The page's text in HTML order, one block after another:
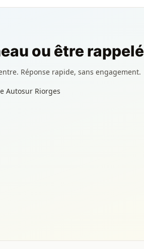
ou être rappelé
Réponse rapide, sans engagement.
Autosur Riorges